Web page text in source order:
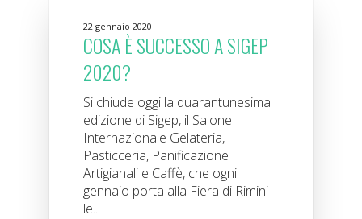
22 gennaio 2020
COSA È SUCCESSO A SIGEP
2020?
Si chiude oggi la quarantunesima
edizione di Sigep, il Salone
Internazionale Gelateria,
Pasticceria, Panificazione
Artigianali e Caffè, che ogni
gennaio porta alla Fiera di Rimini
le...